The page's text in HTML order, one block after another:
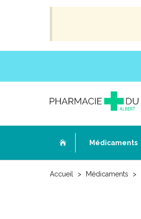
Médicaments
Accueil Médicaments